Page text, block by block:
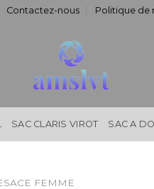
Contactez-nous Politique de
SAC CLARIS VIROT SAC A
FEMME